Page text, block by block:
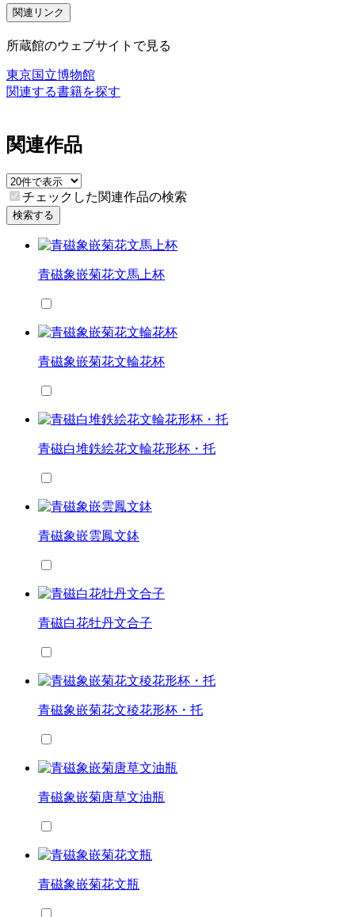
関連リンク
所蔵館のウェブサイトで見る
東京国立博物館
関連する書籍を探す
関連作品
チェックした関連作品の検索
検索する
青磁象嵌菊花文馬上杯
青磁象嵌菊花文輪花杯
青磁白堆鉄絵花文輪花形杯・托
青磁象嵌雲鳳文鉢
青磁白花牡丹文合子
青磁象嵌菊花文稜花形杯・托
青磁象嵌菊唐草文油瓶
青磁象嵌菊花文瓶